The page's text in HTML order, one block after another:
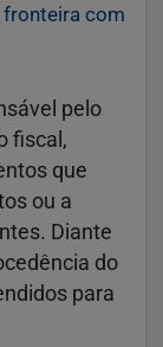
fronteira com
pelo
fiscal,
que
ou a
Diante
do
para